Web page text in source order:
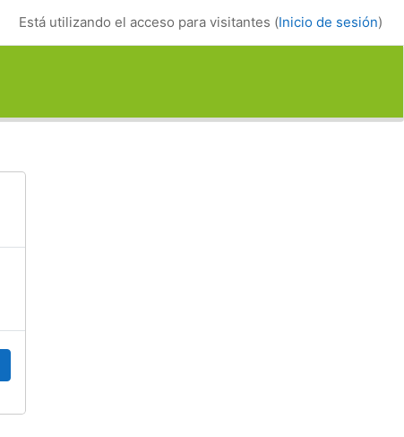
Está utilizando el acceso para visitantes (Inicio de sesión)